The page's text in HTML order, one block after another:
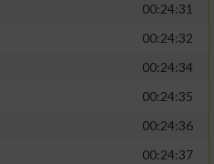
00:24:31
00:24:32
00:24:34
00:24:35
00:24:36
00:24:37